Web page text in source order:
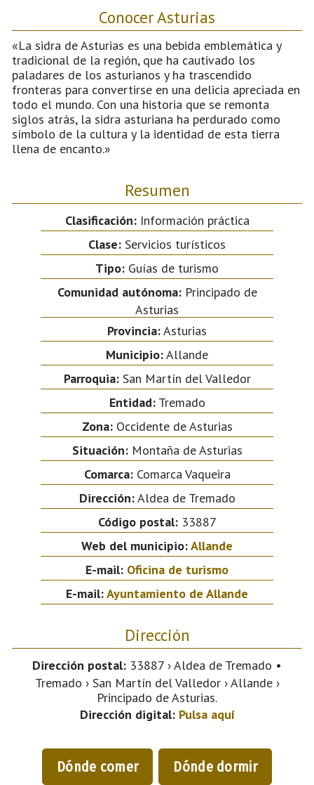
Conocer Asturias
«La sidra de Asturias es una bebida emblemática y
tradicional de la región, que ha cautivado los
paladares de los asturianos y ha trascendido
fronteras para convertirse en una delicia apreciada en
todo el mundo. Con una historia que se remonta
siglos atrás, la sidra asturiana ha perdurado como
símbolo de la cultura y la identidad de esta tierra
llena de encanto.»
Resumen
Clasificación:Información práctica
Clase: Servicios turísticos
Tipo: Guías de turismo
Comunidad autónoma:Principado de
Asturias
Provincia:Asturias
Municipio:Allande
Parroquia:San Martín del Valledor
Entidad:Tremado
Zona:Occidente de Asturias
Situación:Montaña de Asturias
Comarca:Comarca Vaqueira
Dirección:Aldea de Tremado
Código postal:33887
Web del municipio:Allande
E-mail: Oficina de turismo
E-mail:Ayuntamiento de Allande
Dirección
Dirección postal: 33887 › Aldea de Tremado •
Tremado › San Martín del Valledor › Allande ›
Principado de Asturias.
Dirección digital: Pulsa aquí
Dónde comer Dónde dormir